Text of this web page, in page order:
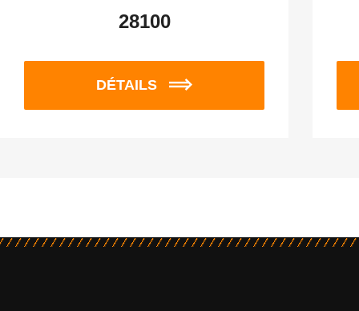
28100
DÉTAILS